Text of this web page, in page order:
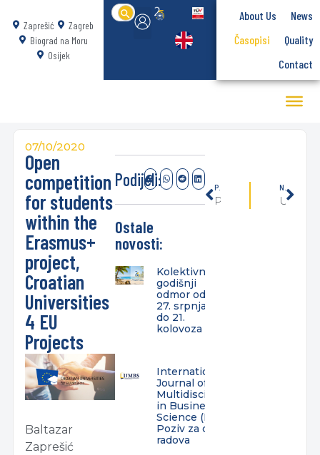
Zaprešić
Zagreb
Biograd na Moru
Osijek
Search
for:
About Us
News
Časopisi
Quality
Contact
07/10/2020
Open
competition
for students
within the
Erasmus+
project,
Croatian
Universities
4 EU
Projects
Baltazar
Zaprešić
Podijeli:
Ostale
novosti:
Kolektivni
godišnji
odmor od
27. srpnja
do 21.
kolovoza
International
Journal of
Multidisciplinarity
in Business and
Science (IJMBS) –
Poziv za dostavu
radova
PREVIOUSLY
Uvodno predavanje na dislociranom studiju u Biogradu na Moru